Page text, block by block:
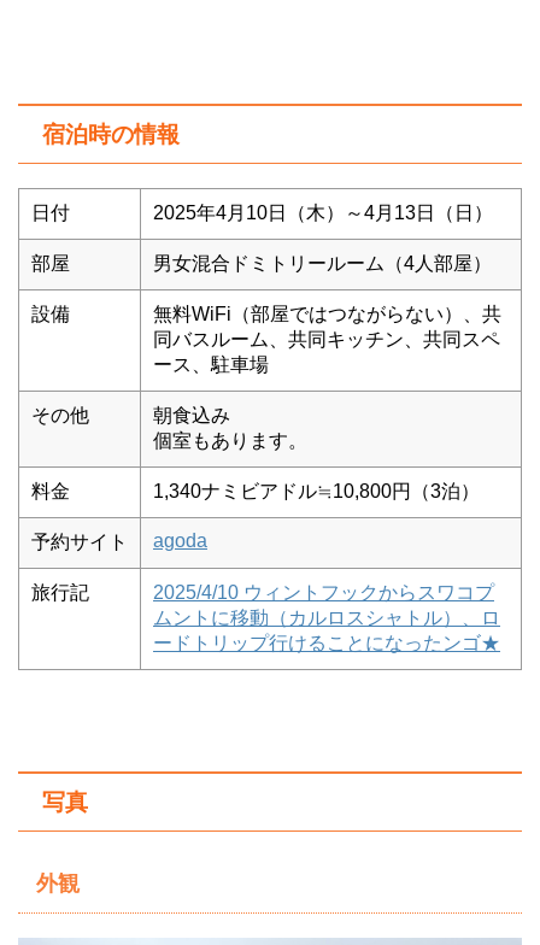
宿泊時の情報
日付 2025年4月10日（木）～4月13日（日）
部屋 男女混合ドミトリールーム（4人部屋）
設備
無料WiFi（部屋ではつながらない）、共
同バスルーム、共同キッチン、共同スペ
ース、駐車場
その他
朝食込み
個室もあります。
料金 1,340ナミビアドル≒10,800円（3泊）
予約サイト agoda
旅行記
2025/4/10 ウィントフックからスワコプ
ムントに移動（カルロスシャトル）、ロ
ードトリップ行けることになったンゴ★
写真
外観